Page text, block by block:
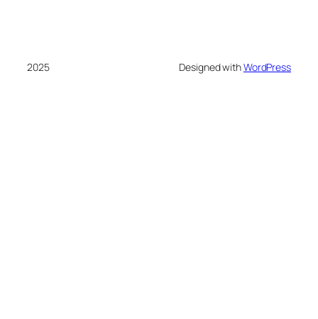
2025 Designed withWordPress